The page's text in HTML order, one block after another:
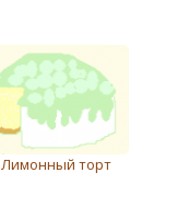
Лимонный торт